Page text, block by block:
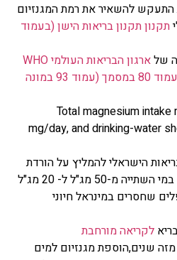
להשאיר את רמת המגנזיום
תקנון תקנון בריאות הישן (בעמוד
של
ארגון הבריאות העולמי WHO
לערכי מינימום של 25 מג"ל עמוד 80 במסמך (עמוד 93 במונה
Total magnesium
mg/day, and drinking-water
הישראלי להמליץ על הורדת
סף המינימום לערכי מגנזיום במי השתייה מ-50 מג"ל ל- 20 מג"ל
שחסרים במינראל חיוני
לקריאה מורחבת
שנים,הוספת מגנזיום למים